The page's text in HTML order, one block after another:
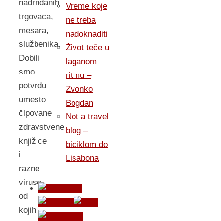
nadrndanih
trgovaca,
mesara,
službenika.
Dobili
smo
potvrdu
umesto
čipovane
zdravstvene
knjižice
i
razne
viruse
od
kojih
Vreme koje
ne treba
nadoknaditi
Život teče u
laganom
ritmu –
Zvonko
Bogdan
Not a travel
blog –
biciklom do
Lisabona